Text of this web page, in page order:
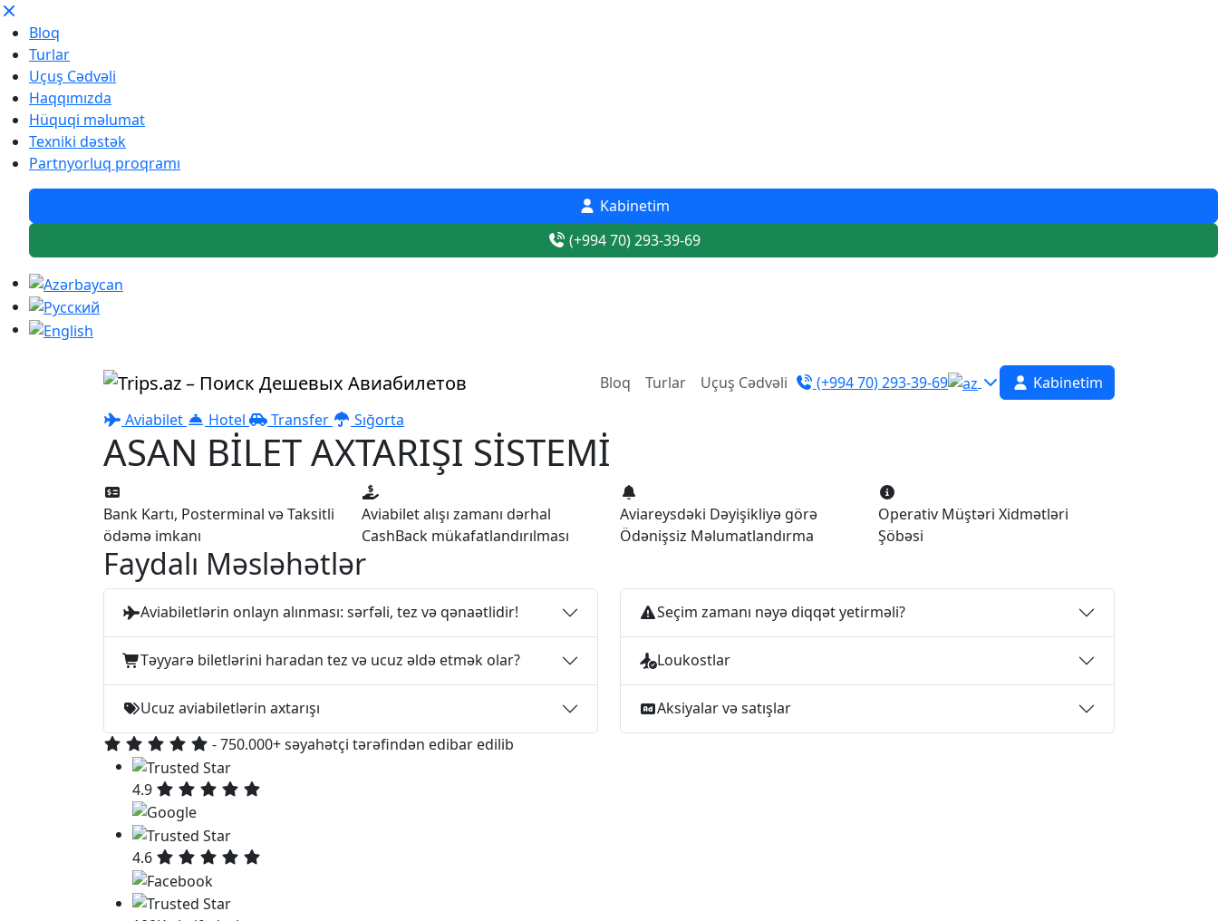
Bloq
Turlar
Uçuş Cədvəli
Haqqımızda
Hüquqi məlumat
Texniki dəstək
Partnyorluq proqramı
Kabinetim
(+994 70) 293-39-69
Bloq Turlar Uçuş Cədvəli (+994 70) 293-39-69
Kabinetim
Aviabilet
Hotel Transfer Sığorta
ASAN BİLET AXTARIŞI SİSTEMİ
Bank Kartı, Posterminal və Taksitli
ödəmə imkanı
Aviabilet alışı zamanı dərhal
CashBack mükafatlandırılması
Aviareysdəki Dəyişikliyə görə
Ödənişsiz Məlumatlandırma
Operativ Müştəri Xidmətləri
Şöbəsi
Faydalı Məsləhətlər
Aviabiletlərin onlayn alınması: sərfəli, tez və qənaətlidir!
Təyyarə biletlərini haradan tez və ucuz əldə etmək olar?
Ucuz aviabiletlərin axtarışı
Seçim zamanı nəyə diqqət yetirməli?
Loukostlar
Aksiyalar və satışlar
- 750.000+ səyahətçi tərəfindən edibar edilib
4.9
4.6